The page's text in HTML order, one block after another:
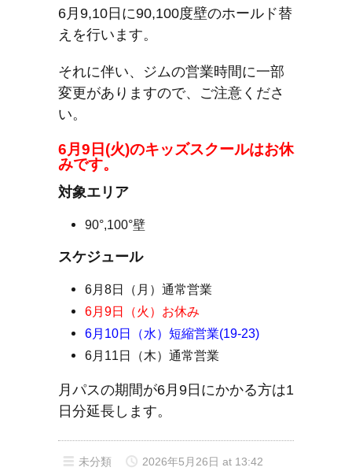
6月9,10日に90,100度壁のホールド替
えを行います。
それに伴い、ジムの営業時間に一部
変更がありますので、ご注意くださ
い。
6月9日(火)のキッズスクールはお休
みです。
対象エリア
90°,100°壁
スケジュール
6月8日（月）通常営業
6月9日（火）お休み
6月10日（水）短縮営業(19-23)
6月11日（木）通常営業
月パスの期間が6月9日にかかる方は1
日分延長します。
未分類
2026年5月26日 at 13:42